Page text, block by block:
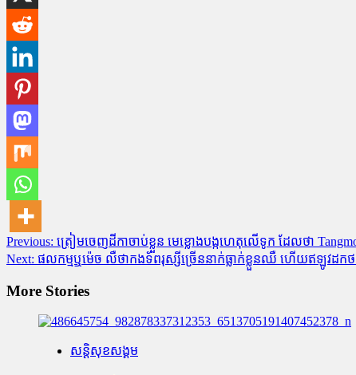
Post
navigation
Previous: ត្រៀមចេញដីកាចាប់ខ្លួន មេខ្លោងបង្កហេតុលើទូក ដែលថា
Next: ផលកម្មឬម៉េច លឺថាកងទ័ពរុស្សីច្រើននាក់ធ្លាក់ខ្លួនឈឺ ហើយឥឡូវដ
More Stories
សន្តិសុខសង្គម